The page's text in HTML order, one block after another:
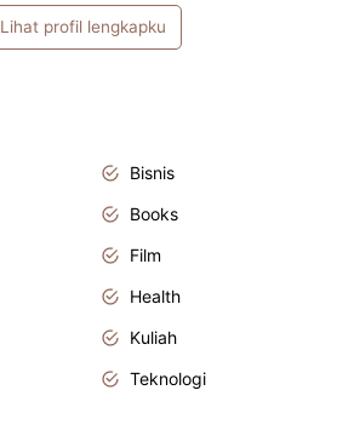
Lihat profil lengkapku
Bisnis
Books
Film
Health
Kuliah
Teknologi